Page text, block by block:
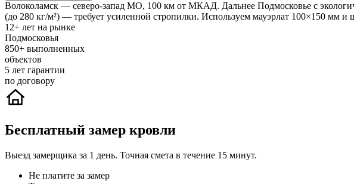
Волоколамск — северо-запад МО, 100 км от МКАД. Дальнее Подмосковье с
(до 280 кг/м²) — требует усиленной стропилки. Используем мауэрлат 100×150 мм и
12+ лет на рынке
Подмосковья
850+ выполненных
объектов
5 лет гарантии
по договору
Бесплатный замер кровли
Выезд замерщика за 1 день. Точная смета в течение 15 минут.
Не платите за замер